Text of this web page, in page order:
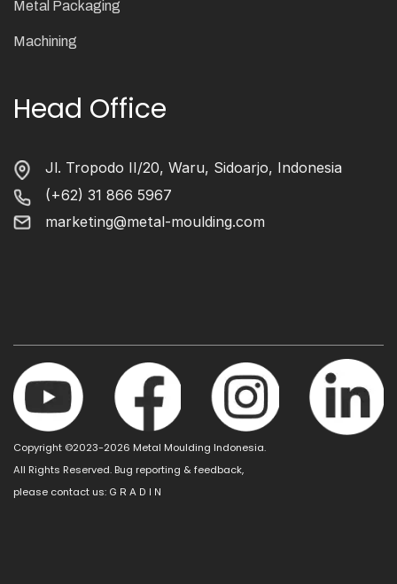
Metal Packaging
Machining
Head Office
Jl. Tropodo II/20, Waru, Sidoarjo, Indonesia
(+62) 31 866 5967
marketing@metal-moulding.com
Copyright ©2023-2026 Metal Moulding Indonesia.
All Rights Reserved. Bug reporting & feedback,
please contact us: G R A D I N